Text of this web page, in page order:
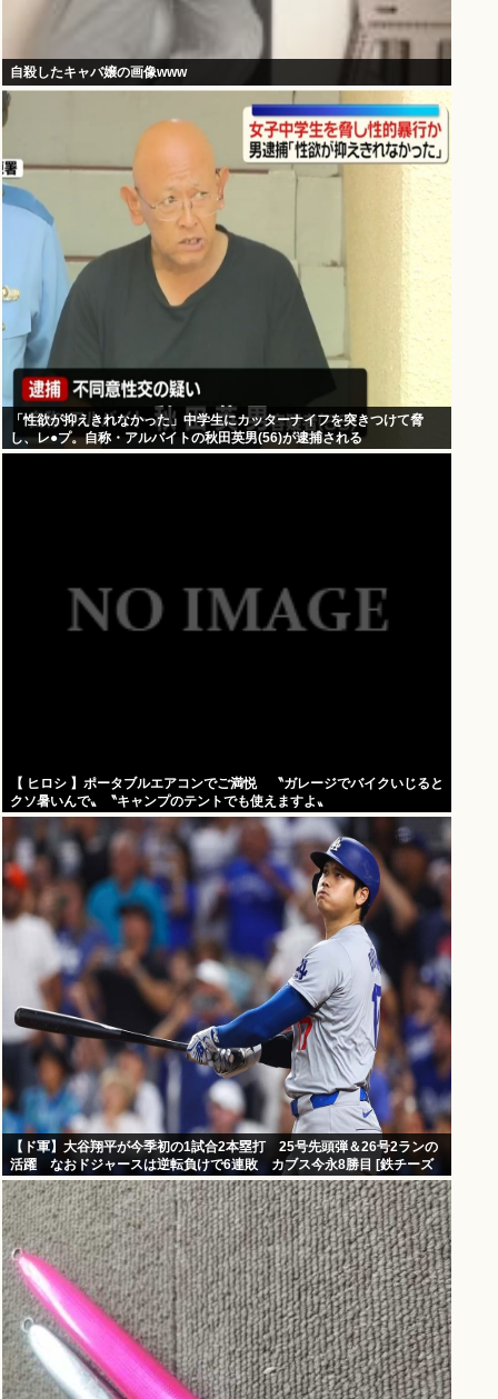
自殺したキャバ嬢の画像www
「性欲が抑えきれなかった」中学生にカッターナイフを突きつけて脅
し、レ●プ。自称・アルバイトの秋田英男(56)が逮捕される
【 ヒロシ 】ポータブルエアコンでご満悦 〝ガレージでバイクいじると
クソ暑いんで〟〝キャンプのテントでも使えますよ〟
【ド軍】大谷翔平が今季初の1試合2本塁打 25号先頭弾＆26号2ランの
活躍 なおドジャースは逆転負けで6連敗 カブス今永8勝目 [鉄チーズ
烏★]